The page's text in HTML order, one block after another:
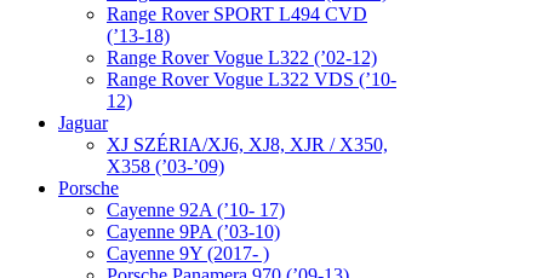
Range Rover SPORT L494 CVD
(’13-18)
Range Rover Vogue L322 (’02-12)
Range Rover Vogue L322 VDS (’10-
12)
Jaguar
XJ SZÉRIA/XJ6, XJ8, XJR / X350,
X358 (’03-’09)
Porsche
Cayenne 92A (’10- 17)
Cayenne 9PA (’03-10)
Cayenne 9Y (2017- )